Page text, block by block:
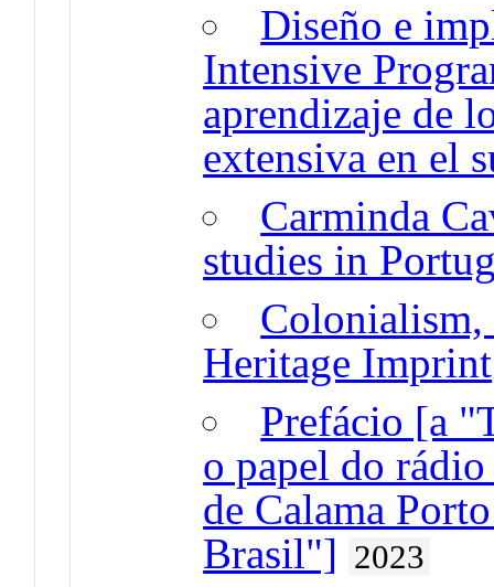
Diseño e
Intensive
aprendizaje de
extensiva en el
Carminda
studies in
Colonialism,
Heritage Imprint
Prefácio [a
o papel do
de Calama
Brasil"] 2023